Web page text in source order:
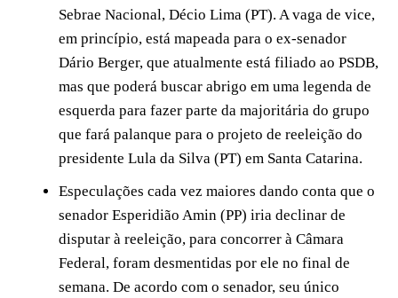
Sebrae Nacional, Décio Lima (PT). A vaga de vice,
em princípio, está mapeada para o ex-senador
Dário Berger, que atualmente está filiado ao PSDB,
mas que poderá buscar abrigo em uma legenda de
esquerda para fazer parte da majoritária do grupo
que fará palanque para o projeto de reeleição do
presidente Lula da Silva (PT) em Santa Catarina.
Especulações cada vez maiores dando conta que o
senador Esperidião Amin (PP) iria declinar de
disputar à reeleição, para concorrer à Câmara
Federal, foram desmentidas por ele no final de
semana. De acordo com o senador, seu único